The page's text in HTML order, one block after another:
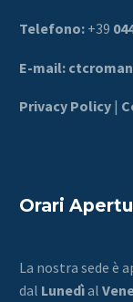
Telefono: +39
E-mail:
Privacy Policy |
Orari
La nostra sede è
dal Lunedìal